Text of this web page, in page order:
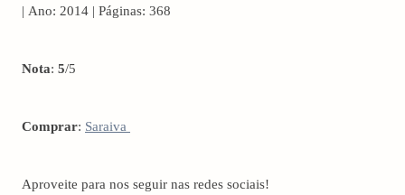
| Ano: 2014 | Páginas: 368
Nota: 5/5
Comprar: Saraiva
Aproveite para nos seguir nas redes sociais!